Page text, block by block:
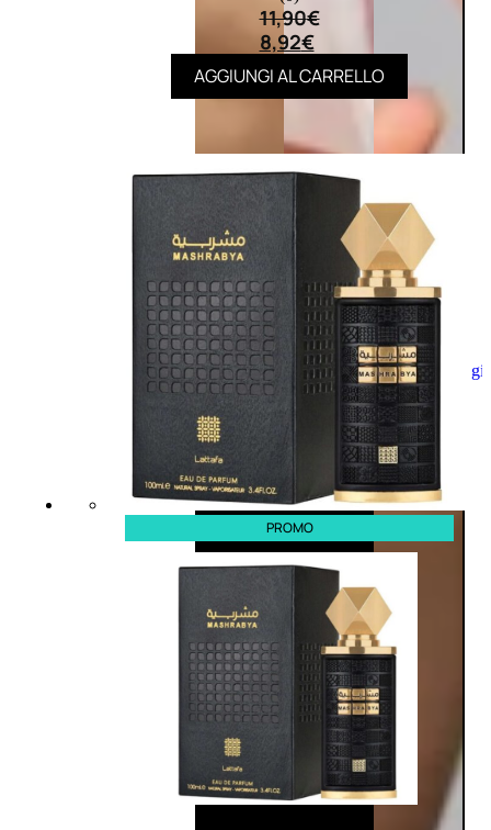
Aggiungi
al
carrello
11,90€
8,92€
AGGIUNGI AL CARRELLO
PROMO